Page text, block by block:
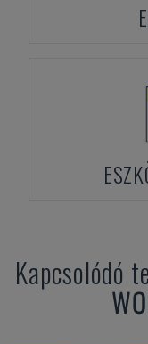
Kapcsolódó